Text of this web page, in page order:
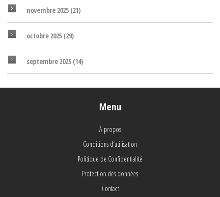
novembre 2025 (21)
octobre 2025 (29)
septembre 2025 (14)
Menu
À propos
Conditions d’utilisation
Politique de Confidentialité
Protection des données
Contact